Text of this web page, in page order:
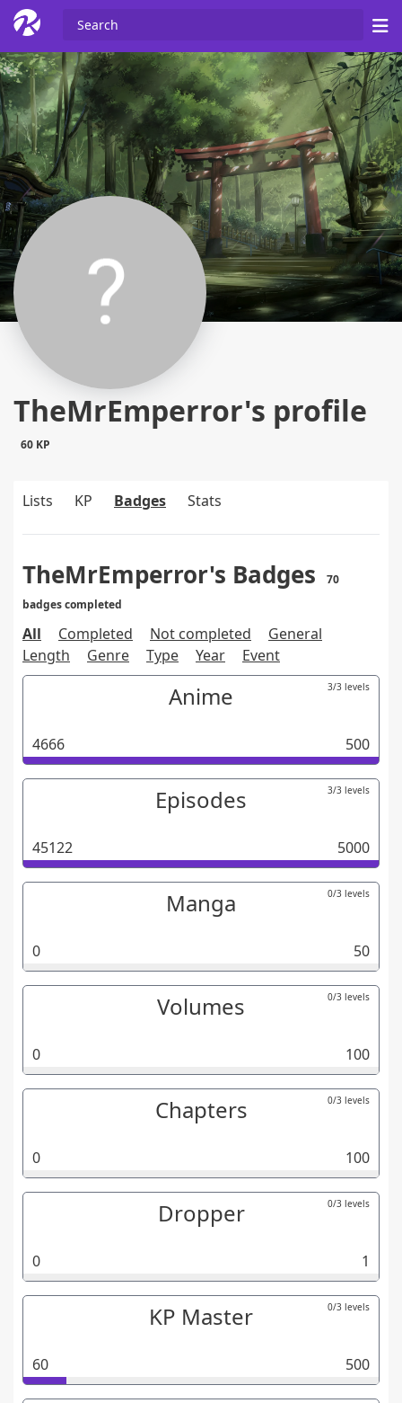
TheMrEmperror's profile
60 KP
Lists KP Badges Stats
TheMrEmperror's Badges
70
badges completed
All Completed Not completed
General
Length
Genre Type Year Event
Anime 3/3 levels
4666 500
Episodes 3/3 levels
45122 5000
Manga 0/3 levels
0 50
Volumes 0/3 levels
0 100
Chapters 0/3 levels
0 100
Dropper 0/3 levels
0 1
KP Master 0/3 levels
60 500